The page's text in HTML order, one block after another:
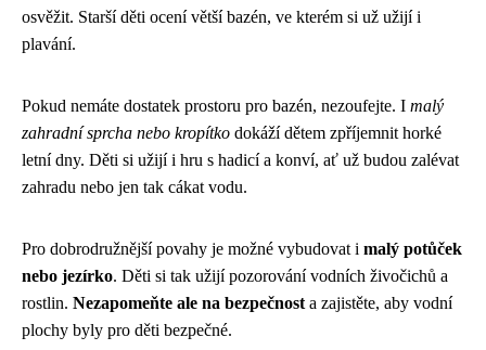
osvěžit. Starší děti ocení větší bazén, ve kterém si už užijí i
plavání.
Pokud nemáte dostatek prostoru pro bazén, nezoufejte. I malý
zahradní sprcha nebo kropítko dokáží dětem zpříjemnit horké
letní dny. Děti si užijí i hru s hadicí a konví, ať už budou zalévat
zahradu nebo jen tak cákat vodu.
Pro dobrodružnější povahy je možné vybudovat i malý potůček
nebo jezírko. Děti si tak užijí pozorování vodních živočichů a
rostlin. Nezapomeňte ale na bezpečnost a zajistěte, aby vodní
plochy byly pro děti bezpečné.